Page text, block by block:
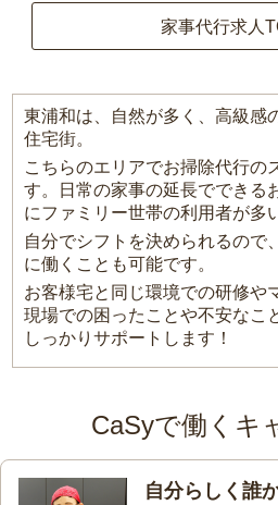
家事代行求人
東浦和は、自然が多く、高級感
住宅街。
こちらのエリアでお掃除代行の
す。日常の家事の延長でできる
にファミリー世帯の利用者が多
自分でシフトを決められるので
に働くことも可能です。
お客様宅と同じ環境での研修
現場での困ったことや不安なこ
しっかりサポートします！
CaSyで働くキ
自分らしく誰